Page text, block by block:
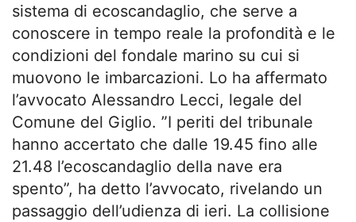
sistema di ecoscandaglio, che serve a
conoscere in tempo reale la profondità e le
condizioni del fondale marino su cui si
muovono le imbarcazioni. Lo ha affermato
l’avvocato Alessandro Lecci, legale del
Comune del Giglio. ”I periti del tribunale
hanno accertato che dalle 19.45 fino alle
21.48 l’ecoscandaglio della nave era
spento”, ha detto l’avvocato, rivelando un
passaggio dell’udienza di ieri. La collisione